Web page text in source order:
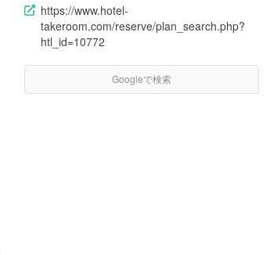
https://www.hotel-
takeroom.com/reserve/plan_search.php?
htl_id=10772
Googleで検索